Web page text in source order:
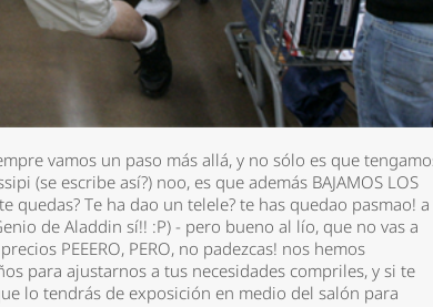
vamos un paso más allá, y no sólo es que
(se escribe así?) noo, es que además BAJAMOS LOS
quedas? Te ha dao un telele? te has quedao pasmao!
de Aladdin sí!! :P) - pero bueno al lío, que no vas a
PEEERO, PERO, no padezcas! nos hemos
para ajustarnos a tus necesidades compriles, y si te
lo tendrás de exposición en medio del salón para